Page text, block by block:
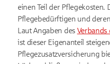
einen Teil der Pflegekosten.
Pflegebedürftigen und
Laut Angaben des Verbands
ist dieser Eigenanteil
Pflegezusatzversicherung